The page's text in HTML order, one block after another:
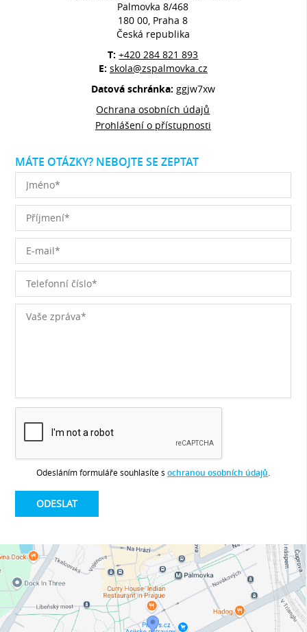
Palmovka 8/468
180 00, Praha 8
Česká republika
T:+420 284 821 893
E: skola@zspalmovka.cz
Datová schránka: ggjw7xw
Ochrana osobních údajů
Prohlášení o přístupnosti
MÁTE OTÁZKY? NEBOJTE SE ZEPTAT
Odesláním formuláře souhlasíte s ochranou osobních údajů